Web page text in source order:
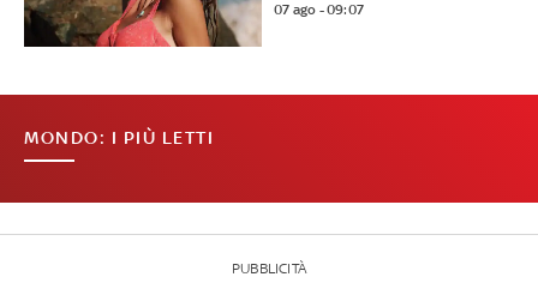
07 ago - 09:07
MONDO: I PIÙ LETTI
PUBBLICITÀ